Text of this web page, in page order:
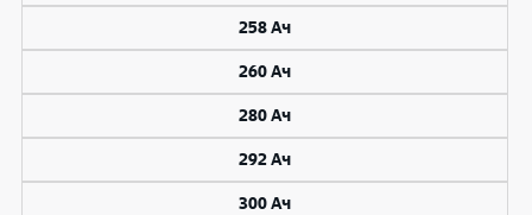
258 Ач
260 Ач
280 Ач
292 Ач
300 Ач